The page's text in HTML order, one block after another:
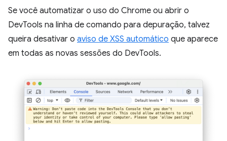
Se você automatizar o uso do Chrome ou abrir o
DevTools na linha de comando para depuração, talvez
queira desativar o aviso de XSS automático que aparece
em todas as novas sessões do DevTools.